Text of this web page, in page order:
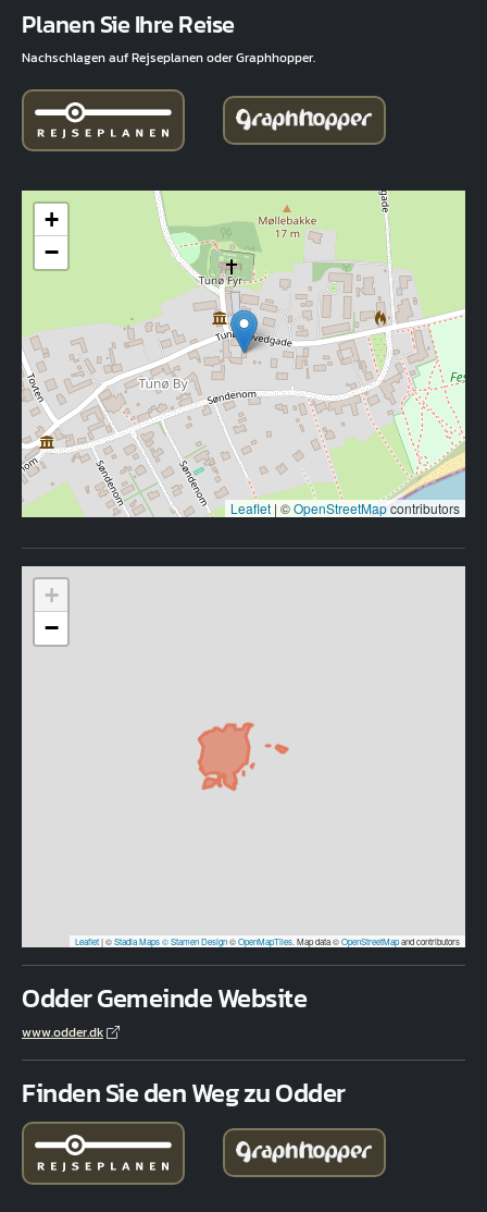
Planen Sie Ihre Reise
Nachschlagen auf Rejseplanen oder Graphhopper.
+
−
Leaflet | ©OpenStreetMapcontributors
+
−
Leaflet|©Stadia Maps© Stamen Design©OpenMapTiles. Map data ©OpenStreetMapand contributors
Odder Gemeinde Website
www.odder.dk
Finden Sie den Weg zu Odder